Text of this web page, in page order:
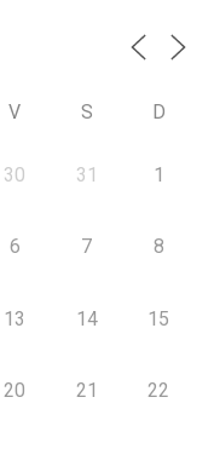
V S D
30 31 1
6 7 8
13 14 15
20 21 22